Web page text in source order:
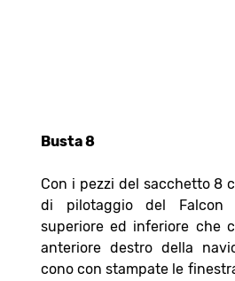
Busta 8
Con i pezzi del sacchetto 8
di pilotaggio del Falcon
superiore ed inferiore che
anteriore destro della
cono con stampate le